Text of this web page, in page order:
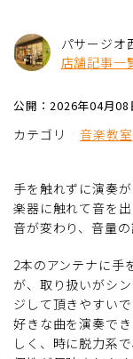
パサージオ
店舗記事一
公開：2026年04月08
カテゴリ 音楽教室
手を触れずに演奏
楽器に触れて音を
音が変わり、音量の
2本のアンテナに手
が、取り扱いがシ
ジして頂きやすい
好きな曲を演奏で
しく、時に脱力系